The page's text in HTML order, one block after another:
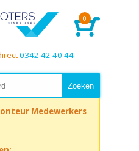
0
0342 42 40 44
Medewerkers